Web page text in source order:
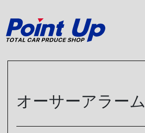
メインナビゲーション
オーサーアラーム